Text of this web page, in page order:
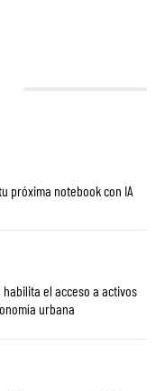
próxima notebook con IA
urbana